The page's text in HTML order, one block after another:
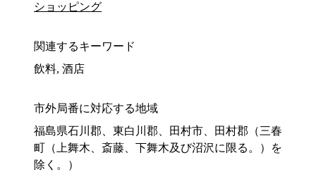
ショッピング
関連するキーワード
飲料, 酒店
市外局番に対応する地域
福島県石川郡、東白川郡、田村市、田村郡（三春
町（上舞木、斎藤、下舞木及び沼沢に限る。）を
除く。）